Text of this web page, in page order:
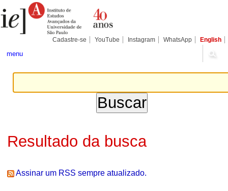
para
conteúdo.
Pessoais
Cadastre-se YouTube Instagram WhatsApp English
menu
Resultado da busca
Assinar um RSS sempre atualizado.